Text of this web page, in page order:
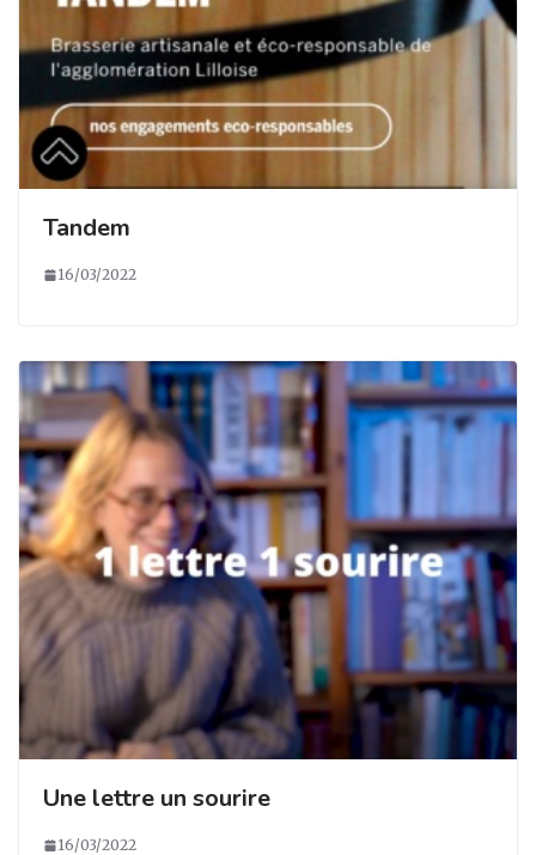
Tandem
16/03/2022
Une lettre un sourire
16/03/2022